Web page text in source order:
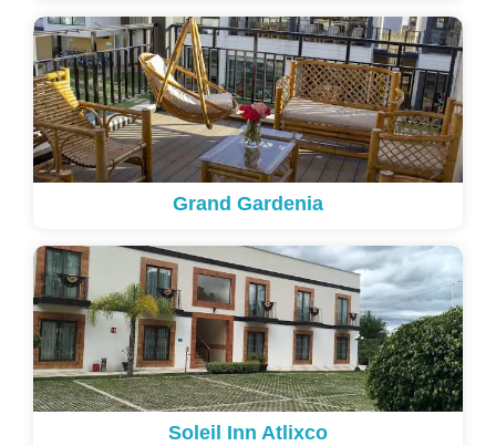
Grand Gardenia
Soleil Inn Atlixco